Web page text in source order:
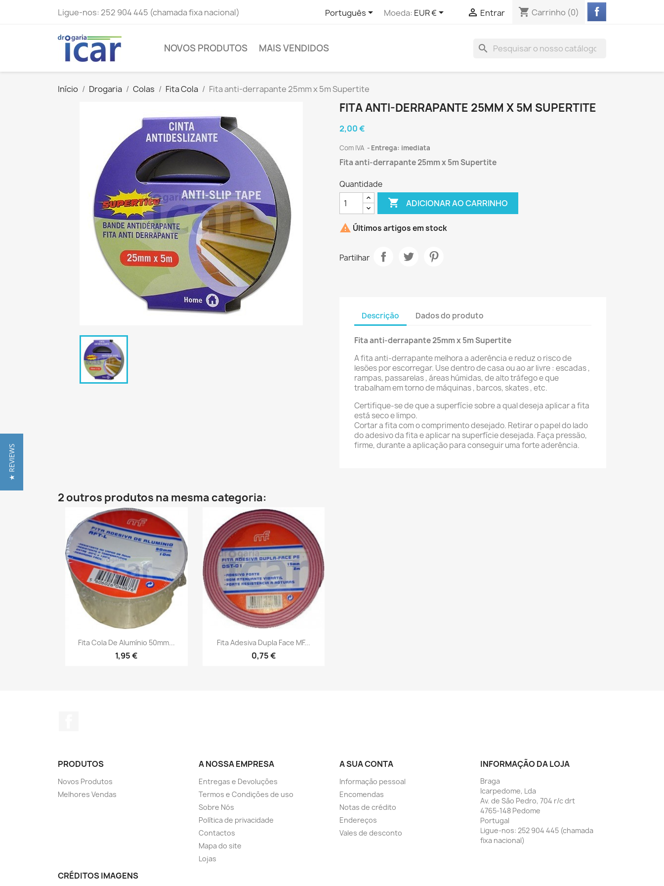
Ligue-nos: 252 904 445 (chamada fixa nacional) Português Moeda: EUR €  Entrar shopping_cart Carrinho (0)
NOVOS PRODUTOS MAIS VENDIDOS search
Início Drogaria Colas Fita Cola Fita anti-derrapante 25mm x 5m Supertite
FITA ANTI-DERRAPANTE 25MM X 5M SUPERTITE
2,00 €
Com IVA Entrega: imediata
Fita anti-derrapante 25mm x 5m Supertite
Quantidade
 ADICIONAR AO CARRINHO
 Últimos artigos em stock
Partilhar
Descrição Dados do produto
Fita anti-derrapante 25mm x 5m Supertite
A fita anti-derrapante melhora a aderência e reduz o risco de
lesões por escorregar. Use dentro de casa ou ao ar livre : escadas ,
rampas, passarelas , áreas húmidas, de alto tráfego e que
trabalham em torno de máquinas , barcos, skates , etc.
Certifique-se de que a superfície sobre a qual deseja aplicar a fita
está seco e limpo.
Cortar a fita com o comprimento desejado. Retirar o papel do lado
do adesivo da fita e aplicar na superfície desejada. Faça pressão,
firme, durante a aplicação para conseguir uma forte aderência.
2 outros produtos na mesma categoria:
Fita Cola De Alumínio 50mm...
1,95 €
Vista rápida Fita Adesiva Dupla Face MF...
0,75 €
Vista rápida
PRODUTOS
Novos Produtos
Melhores Vendas
A NOSSA EMPRESA
Entregas e Devoluções
Termos e Condições de uso
Sobre Nós
Política de privacidade
Contactos
Mapa do site
Lojas
CRÉDITOS IMAGENS
A SUA CONTA
Informação pessoal
Encomendas
Notas de crédito
Endereços
Vales de desconto
INFORMAÇÃO DA LOJA
Braga
Icarpedome, Lda
Av. de São Pedro, 704 r/c drt
4765-148 Pedome
Portugal
Ligue-nos: 252 904 445 (chamada
fixa nacional)
★ REVIEWS